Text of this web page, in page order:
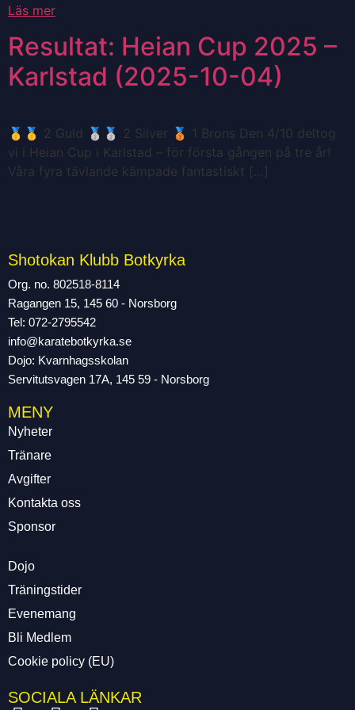
Läs mer
Resultat: Heian Cup 2025 –
Karlstad (2025-10-04)
🥇🥇 2 Guld 🥈🥈 2 Silver 🥉 1 Brons Den 4/10 deltog
vi i Heian Cup i Karlstad – för första gången på tre år!
Våra fyra tävlande kämpade fantastiskt […]
Shotokan Klubb Botkyrka
Org. no. 802518-8114
Ragangen 15, 145 60 - Norsborg
Tel: 072-2795542
info@karatebotkyrka.se
Dojo: Kvarnhagsskolan
Servitutsvagen 17A, 145 59 - Norsborg
MENY
Nyheter
Tränare
Avgifter
Kontakta oss
Sponsor
Dojo
Träningstider
Evenemang
Bli Medlem
Cookie policy (EU)
SOCIALA LÄNKAR